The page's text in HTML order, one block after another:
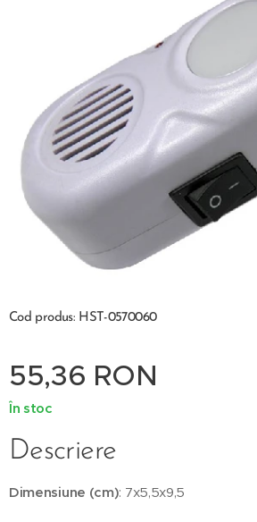
Cod produs: HST-0570060
55,36 RON
În stoc
Descriere
Dimensiune (cm): 7x5,5x9,5